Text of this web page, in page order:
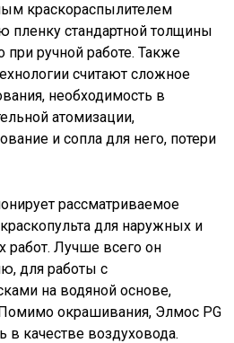
краскораспылителем
пленку стандартной толщины
ручной работе. Также
считают сложное
необходимость в
атомизации,
и сопла для него, потери
рассматриваемое
для наружных и
работ. Лучше всего он
для работы с
на водяной основе,
окрашивания, Элмос PG
в качестве воздуховода.